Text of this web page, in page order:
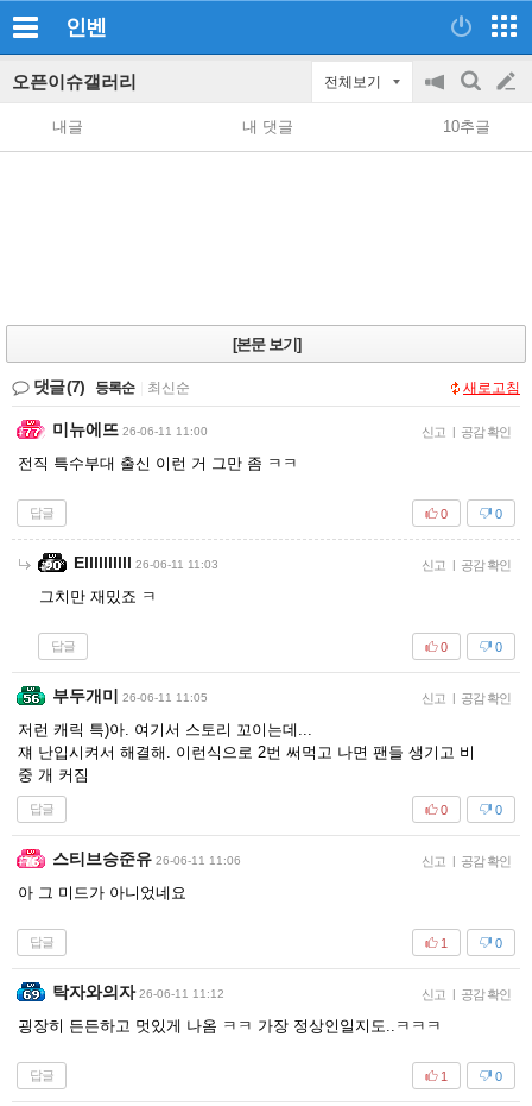
인벤
오픈이슈갤러리 전체보기
공
지
on/off
검
색
글
쓰
내글 내 댓글 10추글
[본문 보기]
댓글(7) 등록순 최신순 새로고침
미뉴에뜨 26-06-11 11:00 신고 | 공감 확인
전직 특수부대 출신 이런 거 그만 좀 ㅋㅋ
답글 0
0
Ellllllllll 26-06-11 11:03 신고 | 공감 확인
그치만 재밌죠 ㅋ
답글 0
0
부두개미 26-06-11 11:05 신고 | 공감 확인
저런 캐릭 특)아. 여기서 스토리 꼬이는데...
쟤 난입시켜서 해결해. 이런식으로 2번 써먹고 나면 팬들 생기고 비
중 개 커짐
답글 0
0
스티브승준유 26-06-11 11:06 신고 | 공감 확인
아 그 미드가 아니었네요
답글 0
1
탁자와의자 26-06-11 11:12 신고 | 공감 확인
굉장히 든든하고 멋있게 나옴 ㅋㅋ 가장 정상인일지도..ㅋㅋㅋ
답글 0
1